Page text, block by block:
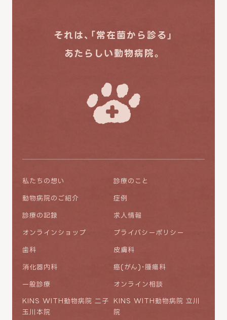
それは、「常在菌から診る」
あたらしい動物病院。
私たちの想い 診療のこと
動物病院のご紹介 症例
診療の記録 求人情報
オンラインショップ プライバシーポリシー
歯科 皮膚科
消化器内科 癌(がん)・腫瘍科
一般診療 オンライン相談
KINS WITH動物病院 二子
玉川本院
KINS WITH動物病院 立川
院